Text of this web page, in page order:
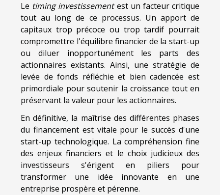
Le timing investissementest un facteur critique
tout au long de ce processus. Un apport de
capitaux trop précoce ou trop tardif pourrait
compromettre l'équilibre financier de la start-up
ou diluer inopportunément les parts des
actionnaires existants. Ainsi, une stratégie de
levée de fonds réfléchie et bien cadencée est
primordiale pour soutenir la croissance tout en
préservant la valeur pour les actionnaires.
En définitive, la maîtrise des différentes phases
du financement est vitale pour le succès d'une
start-up technologique. La compréhension fine
des enjeux financiers et le choix judicieux des
investisseurs s'érigent en piliers pour
transformer une idée innovante en une
entreprise prospère et pérenne.